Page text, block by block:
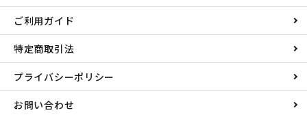
ご利用ガイド
特定商取引法
プライバシーポリシー
お問い合わせ